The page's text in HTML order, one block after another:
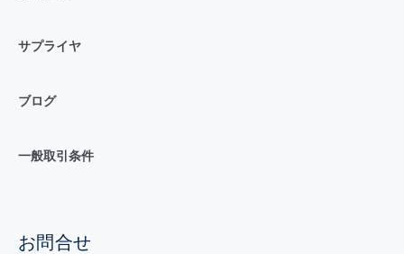
サプライヤ
ブログ
一般取引条件
お問合せ